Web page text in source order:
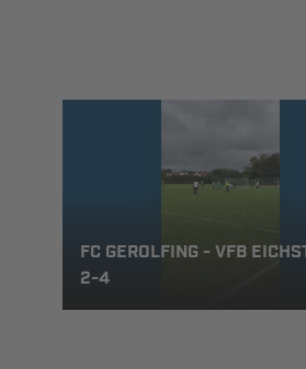
FC GEROLFING - VFB
2-4